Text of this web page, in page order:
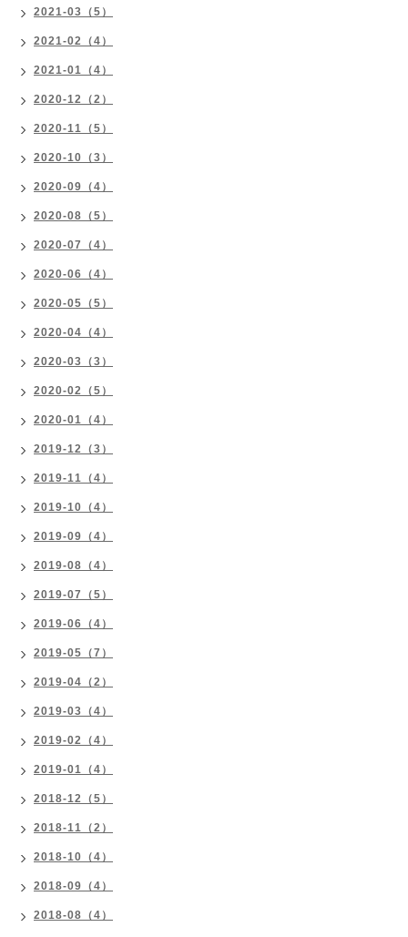
2021-03（5）
2021-02（4）
2021-01（4）
2020-12（2）
2020-11（5）
2020-10（3）
2020-09（4）
2020-08（5）
2020-07（4）
2020-06（4）
2020-05（5）
2020-04（4）
2020-03（3）
2020-02（5）
2020-01（4）
2019-12（3）
2019-11（4）
2019-10（4）
2019-09（4）
2019-08（4）
2019-07（5）
2019-06（4）
2019-05（7）
2019-04（2）
2019-03（4）
2019-02（4）
2019-01（4）
2018-12（5）
2018-11（2）
2018-10（4）
2018-09（4）
2018-08（4）